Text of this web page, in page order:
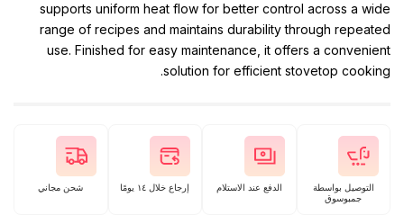
supports uniform heat flow for better control across a wide
range of recipes and maintains durability through repeated
use. Finished for easy maintenance, it offers a convenient
solution for efficient stovetop cooking.
التوصيل بواسطة
جمبوسوق
الدفع عند الاستلام إرجاع خلال ١٤ يومًا شحن مجاني